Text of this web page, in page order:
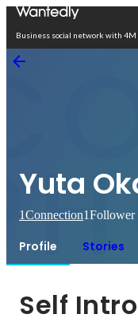
Business social network with
Yuta
1Connection1Follower
Profile Stories
Self